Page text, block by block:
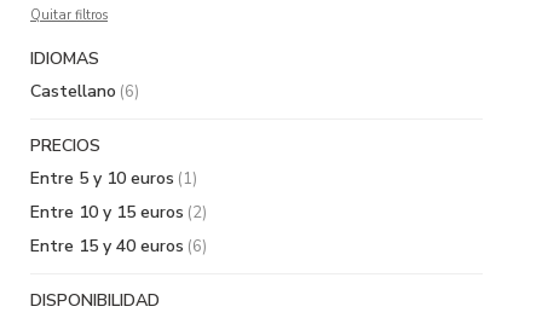
Quitar filtros
IDIOMAS
Castellano (6)
PRECIOS
Entre 5 y 10 euros (1)
Entre 10 y 15 euros (2)
Entre 15 y 40 euros (6)
DISPONIBILIDAD